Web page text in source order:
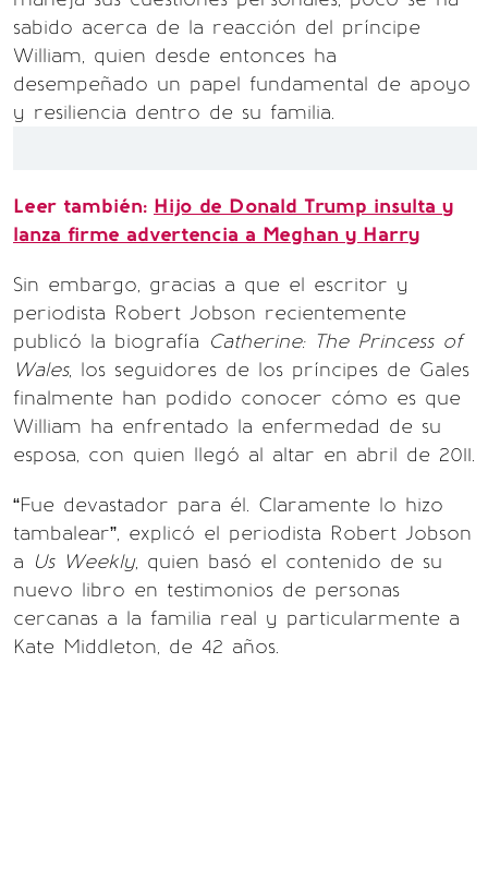
sabido acerca de la reacción del príncipe
William, quien desde entonces ha
desempeñado un papel fundamental de apoyo
y resiliencia dentro de su familia.
Leer también: Hijo de Donald Trump insulta y
lanza firme advertencia a Meghan y Harry
Sin embargo, gracias a que el escritor y
periodista Robert Jobson recientemente
publicó la biografía Catherine: The Princess of
Wales, los seguidores de los príncipes de Gales
finalmente han podido conocer cómo es que
William ha enfrentado la enfermedad de su
esposa, con quien llegó al altar en abril de 2011.
“Fue devastador para él. Claramente lo hizo
tambalear”, explicó el periodista Robert Jobson
a Us Weekly, quien basó el contenido de su
nuevo libro en testimonios de personas
cercanas a la familia real y particularmente a
Kate Middleton, de 42 años.